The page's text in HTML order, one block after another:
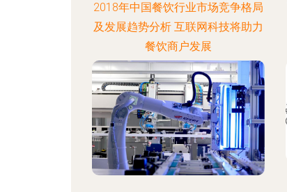
2018年中国餐饮行业市场竞争格局
及发展趋势分析 互联网科技将助力
餐饮商户发展